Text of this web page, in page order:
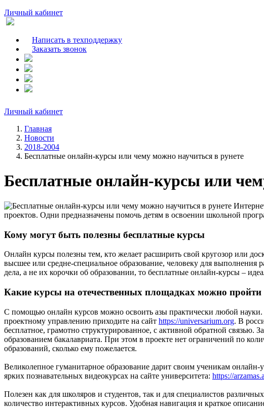
Личный кабинет
Написать в техподдержку
Заказать звонок
Личный кабинет
Главная
Новости
2018-2004
Бесплатные онлайн-курсы или чему можно научиться в рунете
Бесплатные онлайн-курсы или
проектов. Одни предназначены помочь детям в освоении школьной
Кому могут быть полезны бесплатные курсы
Онлайн курсы полезны тем, кто желает расширить свой кругозор или
высшее или средне-специальное образование, человеку для
дела, а не их корочки об образовании, то бесплатные онлайн-курсы –
Какие курсы на отечественных площадках можно пройти
С помощью онлайн курсов можно освоить азы практически любой
проектному управлению приходите на сайт https://universarium.org. В
бесплатное, грамотно структурированное, с активной обратной
образованием бакалавриата. При этом в проекте нет ограничений по
образований, сколько ему пожелается.
Великолепное гуманитарное образование дарит своим ученикам
ярких познавательных видеокурсах на сайте университета: https://
Полезен как для школяров и студентов, так и для специалистов
количество интерактивных курсов. Удобная навигация и краткое